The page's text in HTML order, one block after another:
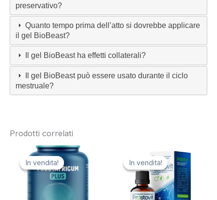
preservativo?
Quanto tempo prima dell’atto si dovrebbe applicare
il gel BioBeast?
Il gel BioBeast ha effetti collaterali?
Il gel BioBeast può essere usato durante il ciclo
mestruale?
Prodotti correlati
In vendita!
In vendita! In vendita!
In vendita!